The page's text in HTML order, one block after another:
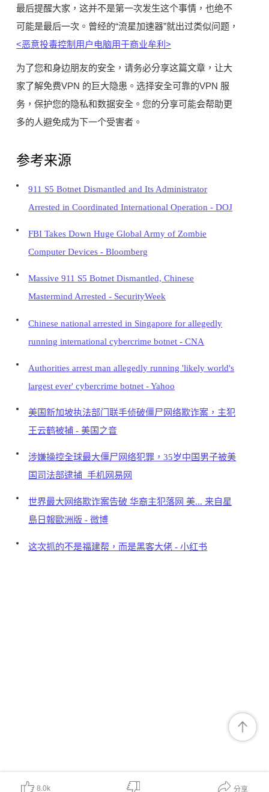
最后提醒大家，这并不是第一次发生这个事情，也绝不
可能是最后一次。曾经的“流星加速器”就出过类似问题，
<恶意投毒控制用户电脑用于商业牟利​​>
为了您和身边朋友的安全，请务必分享这篇文章，让大
家了解免费VPN 的巨大隐患。选择安全可靠的VPN 服
务，保护您的隐私和数据安全。您的分享可能会帮助更
多的人避免成为下一个受害者。
参考来源
911 S5 Botnet Dismantled and Its Administrator
Arrested in Coordinated International Operation - DOJ
FBI Takes Down Huge Global Army of Zombie
Computer Devices - Bloomberg
Massive 911 S5 Botnet Dismantled, Chinese
Mastermind Arrested - SecurityWeek
Chinese national arrested in Singapore for allegedly
running international cybercrime botnet - CNA
Authorities arrest man allegedly running 'likely world's
largest ever' cybercrime botnet - Yahoo
美国新加坡执法部门联手侦破僵尸网络欺诈案，主犯
王云鹤被捕 - 美国之音
涉嫌操控全球最大僵尸网络犯罪，35岁中国男子被美
国司法部逮捕_手机网易网
世界最大网络欺诈案告破 华裔主犯落网 美... 来自星
島日報歐洲版 - 微博
这次抓的不是福建帮，而是黑客大佬 - 小红书
8.0k 分享
對我有幫助 非常有價值 內容無幫助